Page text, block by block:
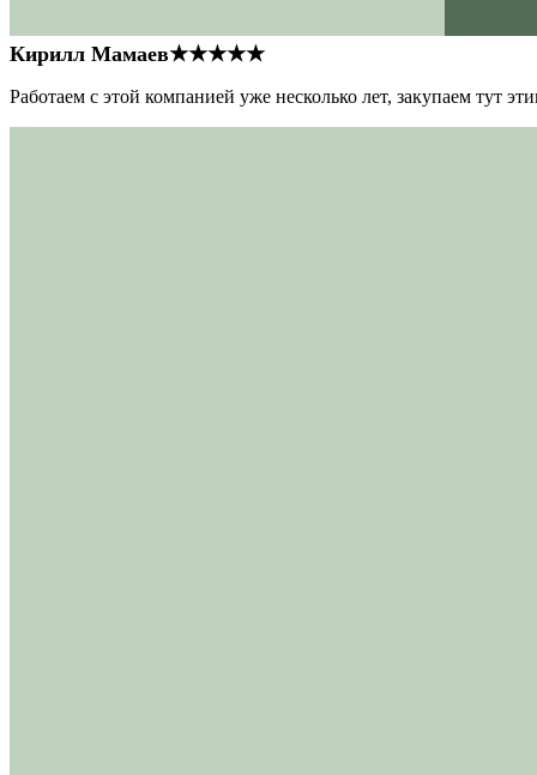
Кирилл Мамаев★★★★★
Работаем с этой компанией уже несколько лет, закупаем тут